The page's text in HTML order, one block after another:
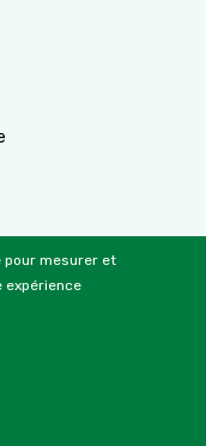
pour mesurer et
expérience